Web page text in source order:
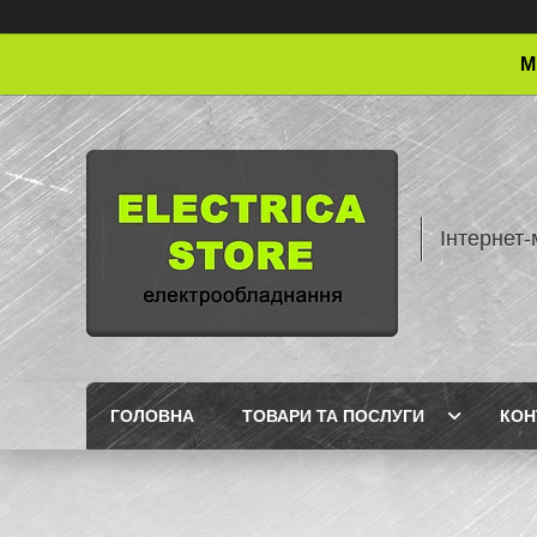
ГОЛОВНА ТОВАРИ ТА ПОСЛУГИ